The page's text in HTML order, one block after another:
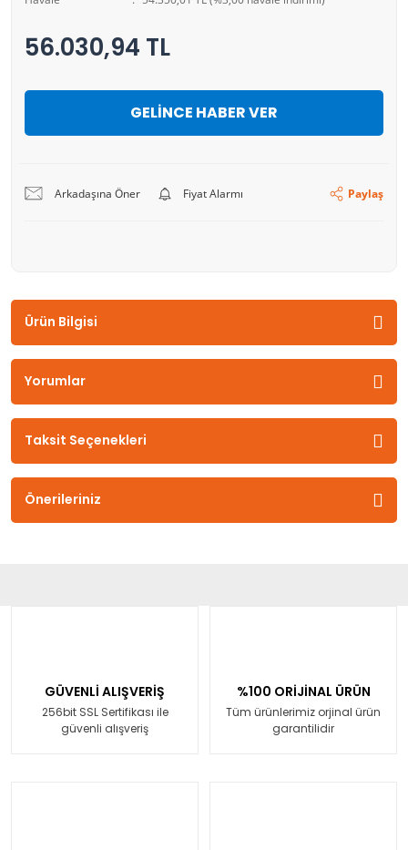
56.030,94 TL
GELİNCE HABER VER
Arkadaşına Öner Fiyat Alarmı Paylaş
Ürün Bilgisi
Yorumlar
Taksit Seçenekleri
Önerileriniz
GÜVENLİ ALIŞVERİŞ
256bit SSL Sertifikası ile
güvenli alışveriş
%100 ORİJİNAL ÜRÜN
Tüm ürünlerimiz orjinal ürün
garantilidir